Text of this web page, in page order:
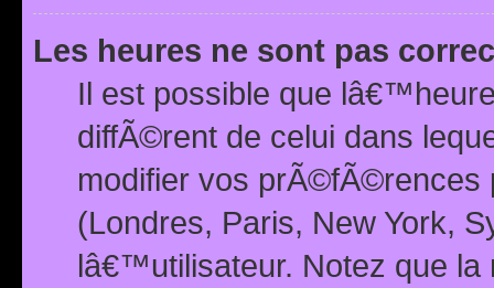
Les heures ne sont pas
Il est possible que
diffÃ©rent de celui dans
modifier vos prÃ©fÃ©rences
(Londres, Paris, New York,
lâ€™utilisateur. Notez que la